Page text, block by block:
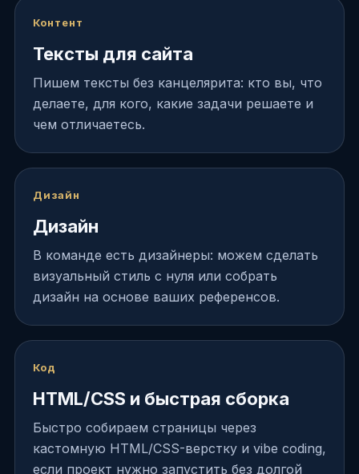
Контент
Тексты для сайта
Пишем тексты без канцелярита: кто вы, что
делаете, для кого, какие задачи решаете и
чем отличаетесь.
Дизайн
Дизайн
В команде есть дизайнеры: можем сделать
визуальный стиль с нуля или собрать
дизайн на основе ваших референсов.
Код
HTML/CSS и быстрая сборка
Быстро собираем страницы через
кастомную HTML/CSS-верстку и vibe coding,
если проект нужно запустить без долгой